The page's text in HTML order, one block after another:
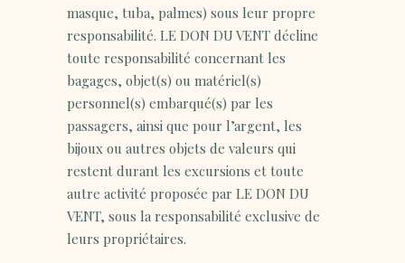
masque, tuba, palmes) sous leur propre
responsabilité. LE DON DU VENT décline
toute responsabilité concernant les
bagages, objet(s) ou matériel(s)
personnel(s) embarqué(s) par les
passagers, ainsi que pour l’argent, les
bijoux ou autres objets de valeurs qui
restent durant les excursions et toute
autre activité proposée par LE DON DU
VENT, sous la responsabilité exclusive de
leurs propriétaires.